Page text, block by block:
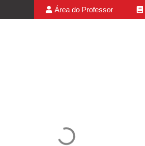
Área do Professor